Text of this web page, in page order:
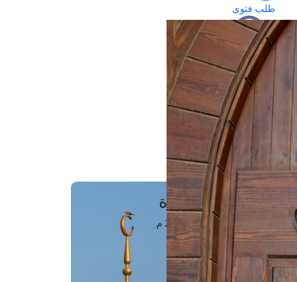
طلب فتوى
استعلام عن فتوى
حجز موعد
الفتوى الهاتفية
مَواقِيتُ الصَّـــلاة
القاهرة · 07 أغسطس 2026 م
4 :41
الشروق